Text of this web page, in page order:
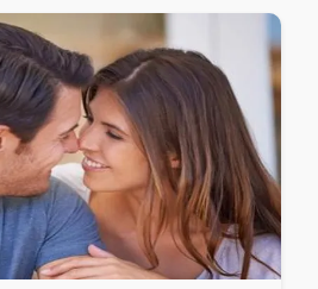
انتشرت